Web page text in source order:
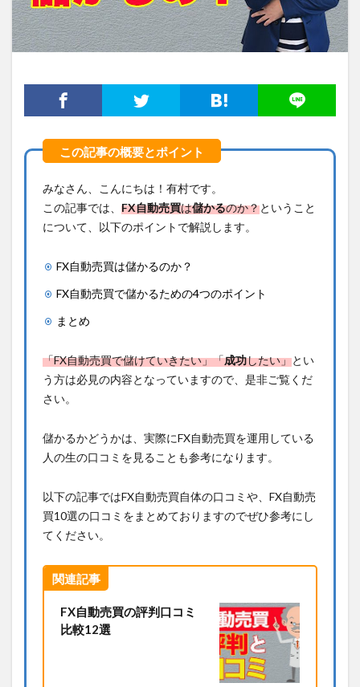
みなさん、こんにちは！有村です。
この記事では、 FX自動売買は儲かるのか？ということ
について、以下のポイントで解説します。
FX自動売買は儲かるのか？
FX自動売買で儲かるための4つのポイント
まとめ
「FX自動売買で儲けていきたい」「成功したい」とい
う方は必見の内容となっていますので、是非ご覧くだ
さい。
儲かるかどうかは、実際にFX自動売買を運用している
人の生の口コミを見ることも参考になります。
以下の記事ではFX自動売買自体の口コミや、FX自動売
買10選の口コミをまとめておりますのでぜひ参考にし
てください。
関連記事
FX自動売買の評判口コミ
比較12選